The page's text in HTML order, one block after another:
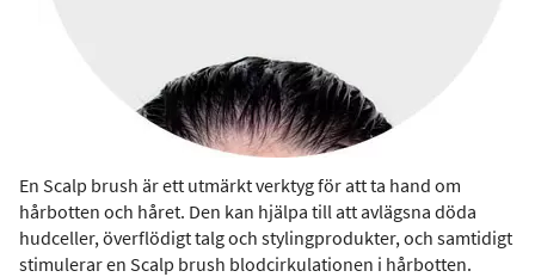
En Scalp brush är ett utmärkt verktyg för att ta hand om
hårbotten och håret. Den kan hjälpa till att avlägsna döda
hudceller, överflödigt talg och stylingprodukter, och samtidigt
stimulerar en Scalp brush blodcirkulationen i hårbotten.